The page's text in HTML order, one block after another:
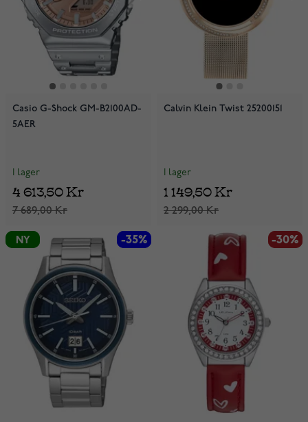
Casio G-Shock GM-B2100AD-
5AER
I lager
7 689,00 Kr
4 613,50 Kr
Calvin Klein Twist 25200151
I lager
2 299,00 Kr
1 149,50 Kr
NY -35%
NY -35% -30%
-30%